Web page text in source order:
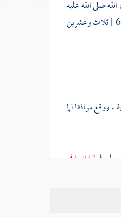
صلى الله عليه
ثلاث وعشرين
ووقع موافقا لما
وسلم {إنما الربا في